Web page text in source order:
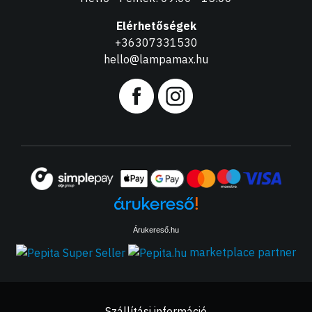
Elérhetőségek
+36307331530
hello@lampamax.hu
Árukereső.hu
marketplace partner